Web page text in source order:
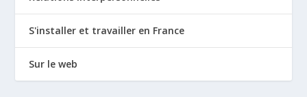
S'installer et travailler en France
Sur le web